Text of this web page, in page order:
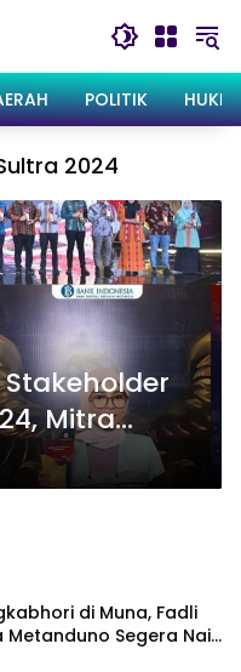
POLITIK
2024
Mitra
BI
di Muna, Fadli
Metanduno Segera Naik
Nasional